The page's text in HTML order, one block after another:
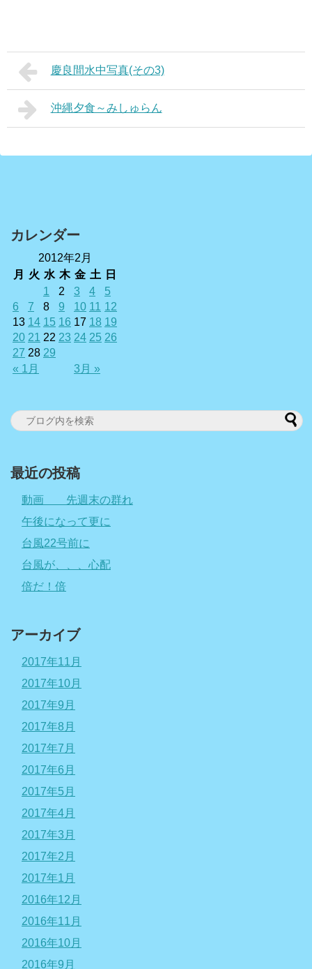
慶良間水中写真(その3)
沖縄夕食～みしゅらん
カレンダー
2012年2月
月
火 水 木 金 土 日
« 1月 3月 »
1 2 3 4
5
6
7 8 9 10 11 12
13 14 15 16 17 18 19
20 21 22 23 24 25 26
27 28 29
最近の投稿
動画 先週末の群れ
午後になって更に
台風22号前に
台風が、、、心配
倍だ！倍
アーカイブ
2017年11月
2017年10月
2017年9月
2017年8月
2017年7月
2017年6月
2017年5月
2017年4月
2017年3月
2017年2月
2017年1月
2016年12月
2016年11月
2016年10月
2016年9月